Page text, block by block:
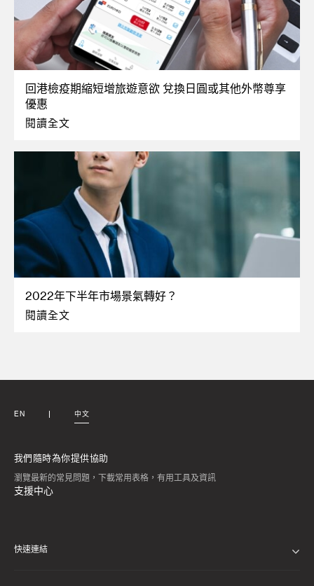
回港檢疫期縮短增旅遊意欲 兌換日圓或其他外幣尊享
優惠
閱讀全文
2022年下半年市場景氣轉好？
閱讀全文
EN 中文
我們隨時為你提供協助
瀏覽最新的常見問題，下載常用表格，有用工具及資訊
支援中心
快速連結